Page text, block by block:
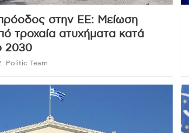
στην ΕΕ: Μείωση
τροχαία ατυχήματα κατά
2030
Politic Team